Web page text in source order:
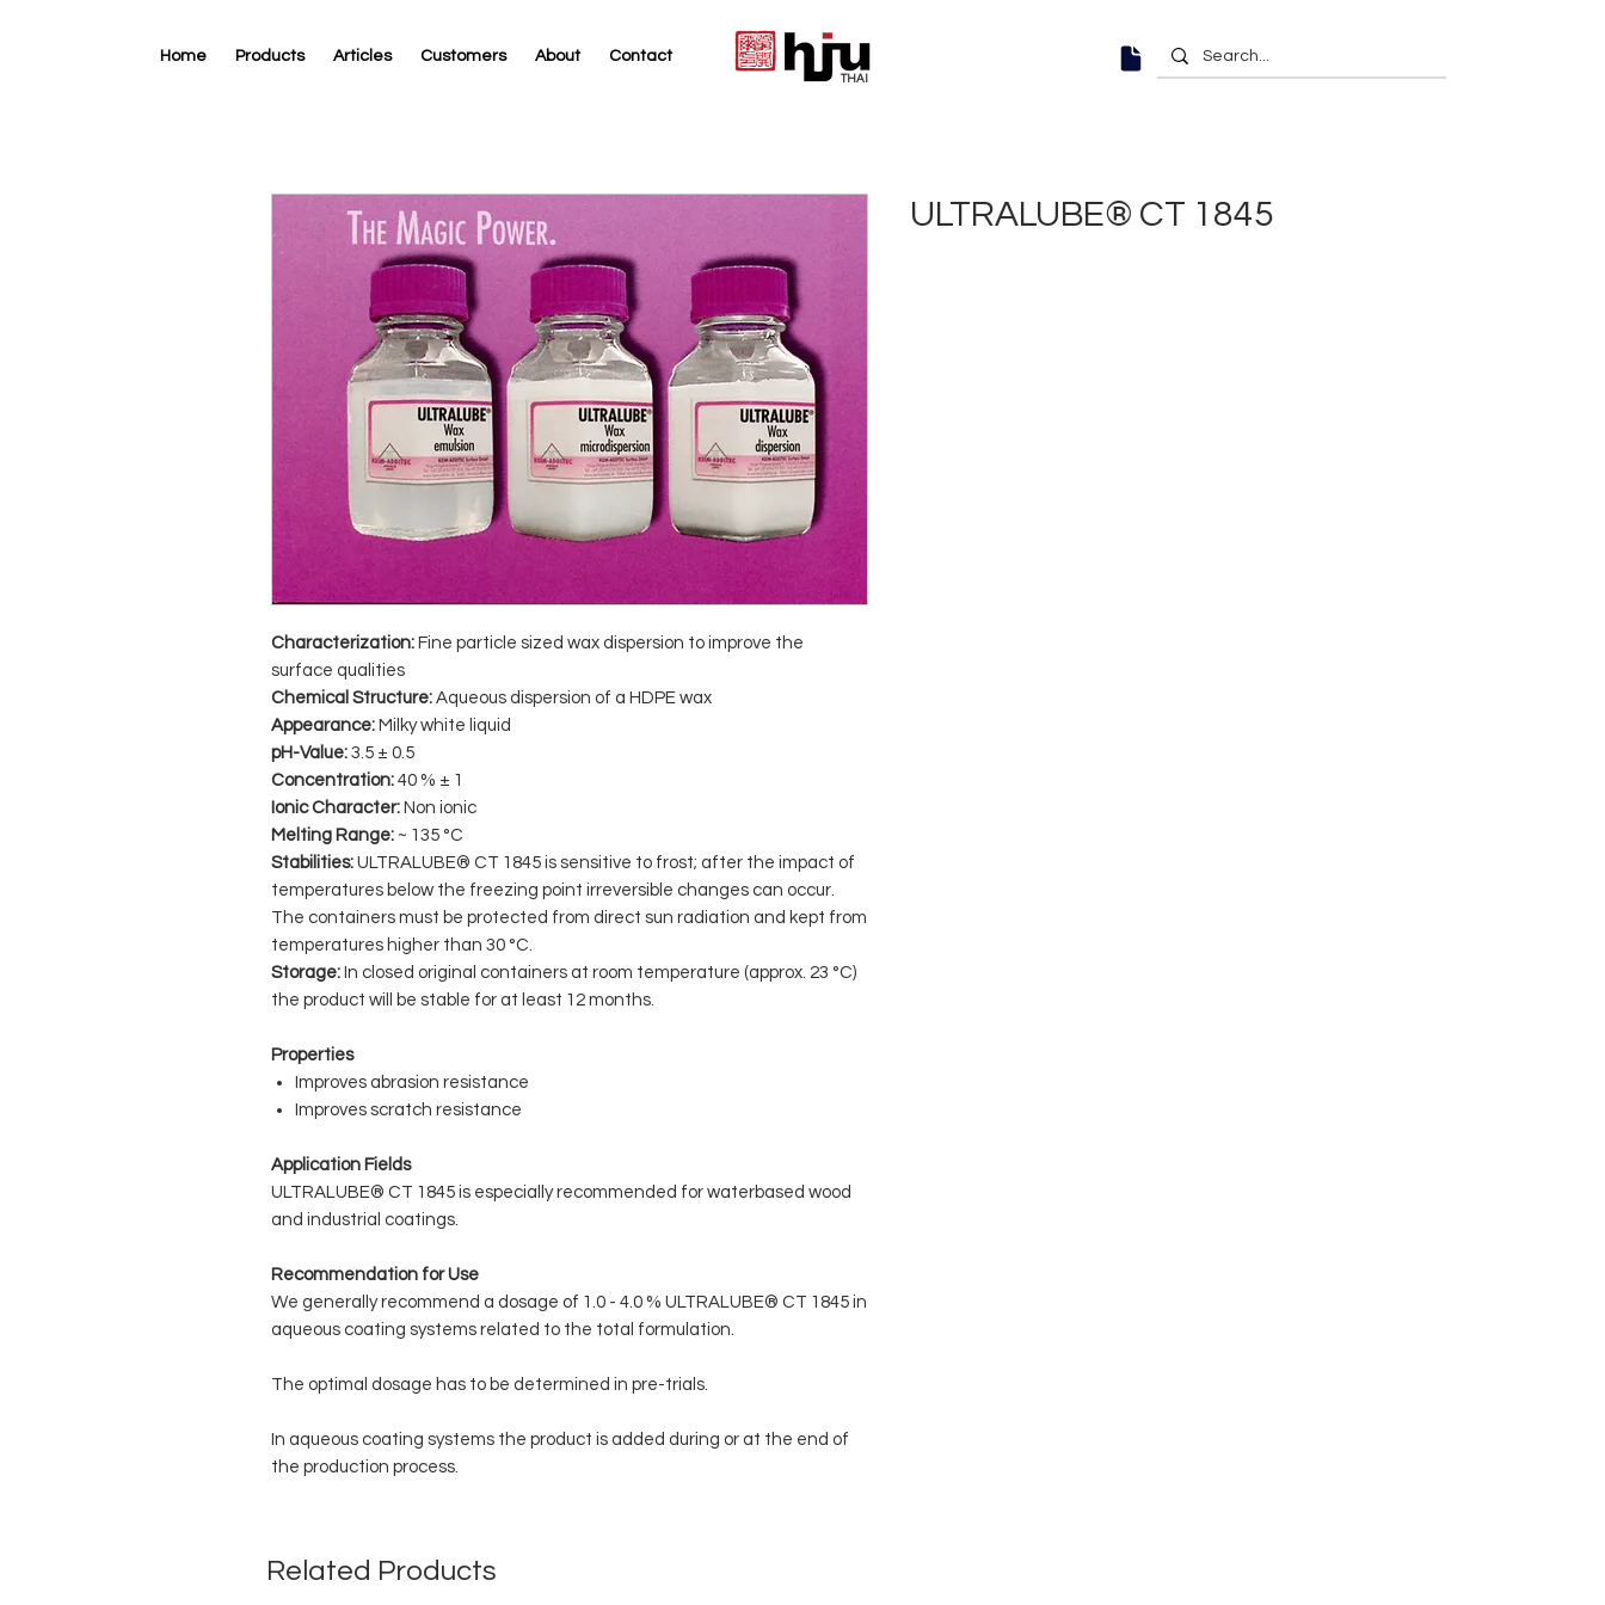
Home Products Articles Customers About Contact
THAI
Characterization: Fine particle sized wax dispersion to improve the
surface qualities
Chemical Structure: Aqueous dispersion of a HDPE wax
Appearance: Milky white liquid
pH-Value: 3.5 ± 0.5
Concentration: 40 % ± 1
Ionic Character: Non ionic
Melting Range: ~ 135 °C
Stabilities: ULTRALUBE® CT 1845 is sensitive to frost; after the impact of
temperatures below the freezing point irreversible changes can occur.
The containers must be protected from direct sun radiation and kept from
temperatures higher than 30 °C.
Storage: In closed original containers at room temperature (approx. 23 °C)
the product will be stable for at least 12 months.
Properties
Improves abrasion resistance
Improves scratch resistance
Application Fields
ULTRALUBE® CT 1845 is especially recommended for waterbased wood
and industrial coatings.
Recommendation for Use
We generally recommend a dosage of 1.0 - 4.0 % ULTRALUBE® CT 1845 in
aqueous coating systems related to the total formulation.
The optimal dosage has to be determined in pre-trials.
In aqueous coating systems the product is added during or at the end of
the production process.
ULTRALUBE® CT 1845
Related Products